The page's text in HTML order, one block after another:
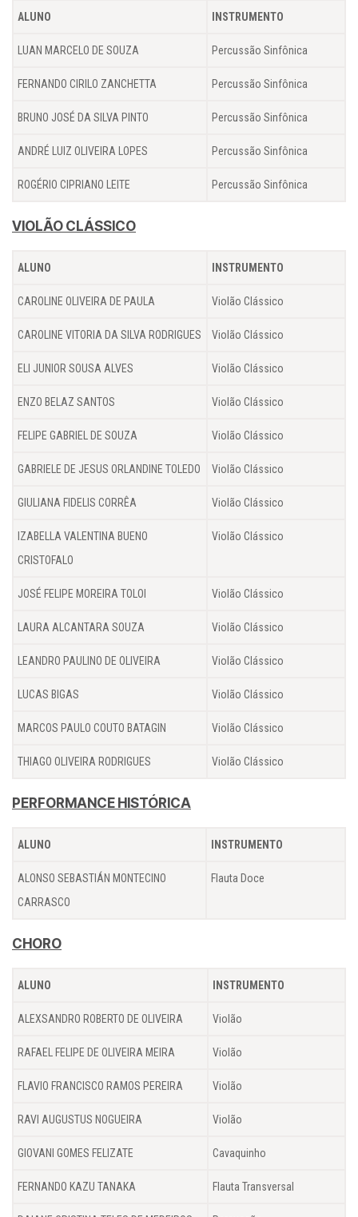
ALUNO INSTRUMENTO
LUAN MARCELO DE SOUZA Percussão Sinfônica
FERNANDO CIRILO ZANCHETTA Percussão Sinfônica
BRUNO JOSÉ DA SILVA PINTO Percussão Sinfônica
ANDRÉ LUIZ OLIVEIRA LOPES Percussão Sinfônica
ROGÉRIO CIPRIANO LEITE Percussão Sinfônica
VIOLÃO CLÁSSICO
ALUNO INSTRUMENTO
CAROLINE OLIVEIRA DE PAULA Violão Clássico
CAROLINE VITORIA DA SILVA RODRIGUES Violão Clássico
ELI JUNIOR SOUSA ALVES Violão Clássico
ENZO BELAZ SANTOS Violão Clássico
FELIPE GABRIEL DE SOUZA Violão Clássico
GABRIELE DE JESUS ORLANDINE TOLEDO Violão Clássico
GIULIANA FIDELIS CORRÊA Violão Clássico
IZABELLA VALENTINA BUENO
CRISTOFALO
Violão Clássico
JOSÉ FELIPE MOREIRA TOLOI Violão Clássico
LAURA ALCANTARA SOUZA Violão Clássico
LEANDRO PAULINO DE OLIVEIRA Violão Clássico
LUCAS BIGAS Violão Clássico
MARCOS PAULO COUTO BATAGIN Violão Clássico
THIAGO OLIVEIRA RODRIGUES Violão Clássico
PERFORMANCE HISTÓRICA
ALUNO INSTRUMENTO
ALONSO SEBASTIÁN MONTECINO
CARRASCO
Flauta Doce
CHORO
ALUNO INSTRUMENTO
ALEXSANDRO ROBERTO DE OLIVEIRA Violão
RAFAEL FELIPE DE OLIVEIRA MEIRA Violão
FLAVIO FRANCISCO RAMOS PEREIRA Violão
RAVI AUGUSTUS NOGUEIRA Violão
GIOVANI GOMES FELIZATE Cavaquinho
FERNANDO KAZU TANAKA Flauta Transversal